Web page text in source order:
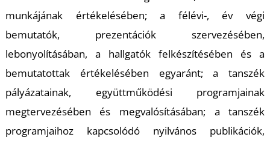
munkájának értékelésében; a félévi-, év végi
bemutatók, prezentációk szervezésében,
lebonyolításában, a hallgatók felkészítésében és a
bemutatottak értékelésében egyaránt; a tanszék
pályázatainak, együttműködési programjainak
megtervezésében és megvalósításában; a tanszék
programjaihoz kapcsolódó nyilvános publikációk,